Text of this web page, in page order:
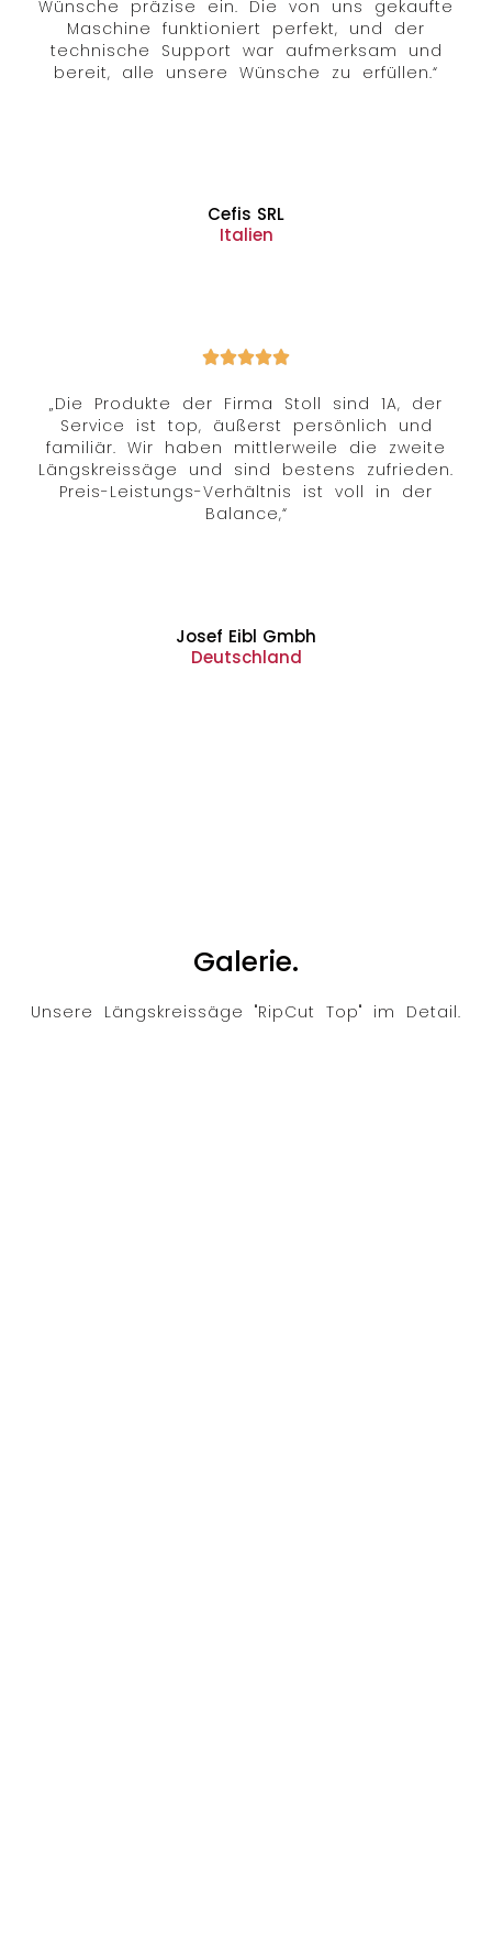
Wünsche präzise ein. Die von uns gekaufte
Maschine funktioniert perfekt, und der
technische Support war aufmerksam und
bereit, alle unsere Wünsche zu erfüllen.“
Cefis SRL
Italien
„Die Produkte der Firma Stoll sind 1A, der
Service ist top, äußerst persönlich und
familiär. Wir haben mittlerweile die zweite
Längskreissäge und sind bestens zufrieden.
Preis-Leistungs-Verhältnis ist voll in der
Balance,“
Josef Eibl Gmbh
Deutschland
Galerie.
Unsere Längskreissäge "RipCut Top" im Detail.